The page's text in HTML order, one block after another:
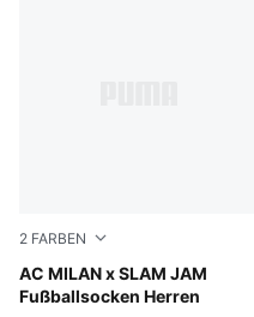
2 FARBEN
AC MILAN x SLAM JAM
Fußballsocken Herren
Platinum Gray-PUMA Black